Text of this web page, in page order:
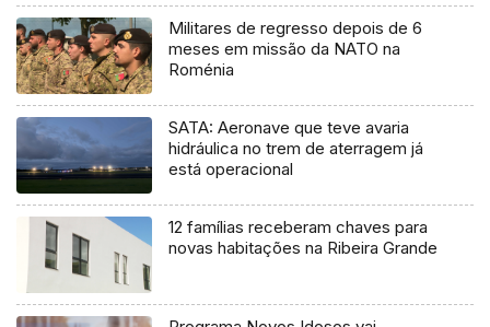
Militares de regresso depois de 6
meses em missão da NATO na
Roménia
SATA: Aeronave que teve avaria
hidráulica no trem de aterragem já
está operacional
12 famílias receberam chaves para
novas habitações na Ribeira Grande